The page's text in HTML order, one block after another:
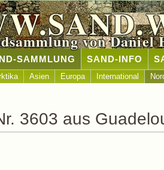
von Daniel
SAMMLUNG SAND-INFO
Asien Europa International
3603 aus